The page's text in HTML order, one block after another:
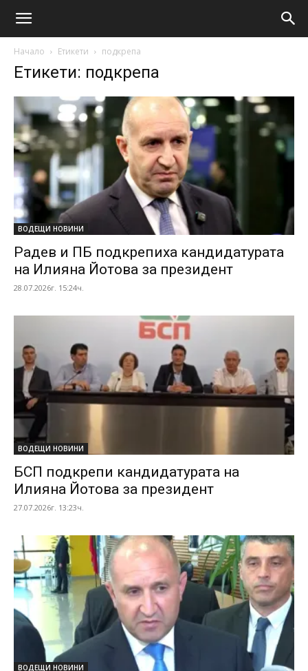
Начало Етикети подкрепа
Етикети: подкрепа
ВОДЕЩИ НОВИНИ
Радев и ПБ подкрепиха кандидатурата
на Илияна Йотова за президент
28.07.2026г. 15:24ч.
ВОДЕЩИ НОВИНИ
БСП подкрепи кандидатурата на
Илияна Йотова за президент
27.07.2026г. 13:23ч.
ВОДЕЩИ НОВИНИ